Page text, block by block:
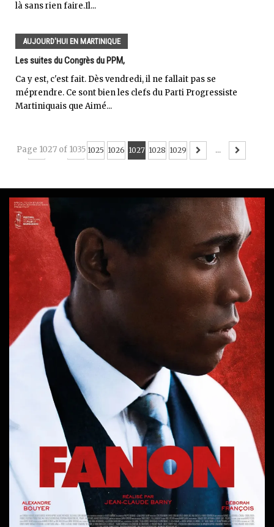
là sans rien faire.Il...
AUJOURD'HUI EN MARTINIQUE
Les suites du Congrès du PPM,
Ca y est, c'est fait. Dès vendredi, il ne fallait pas se
méprendre. Ce sont bien les clefs du Parti Progressiste
Martiniquais que Aimé...
Page 1027 of 1035
... 1025 1026 1027 1028 1029 ...